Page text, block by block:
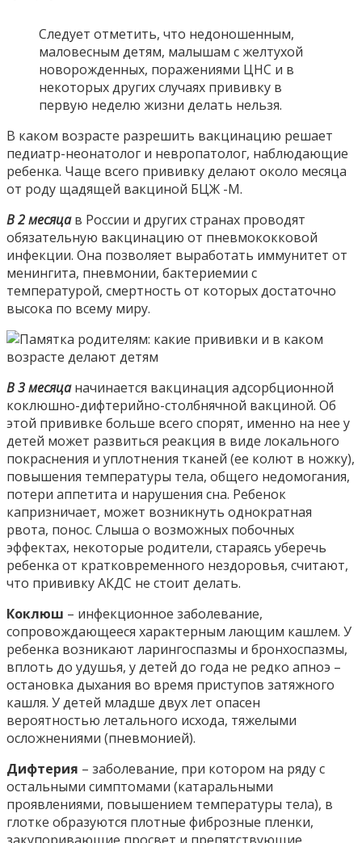
Следует отметить, что недоношенным,
маловесным детям, малышам с желтухой
новорожденных, поражениями ЦНС и в
некоторых других случаях прививку в
первую неделю жизни делать нельзя.
В каком возрасте разрешить вакцинацию решает
педиатр-неонатолог и невропатолог, наблюдающие
ребенка. Чаще всего прививку делают около месяца
от роду щадящей вакциной БЦЖ -М.
В 2 месяцав России и других странах проводят
обязательную вакцинацию от пневмококковой
инфекции. Она позволяет выработать иммунитет от
менингита, пневмонии, бактериемии с
температурой, смертность от которых достаточно
высока по всему миру.
В 3 месяцаначинается вакцинация адсорбционной
коклюшно-дифтерийно-столбнячной вакциной. Об
этой прививке больше всего спорят, именно на нее у
детей может развиться реакция в виде локального
покраснения и уплотнения тканей (ее колют в ножку),
повышения температуры тела, общего недомогания,
потери аппетита и нарушения сна. Ребенок
капризничает, может возникнуть однократная
рвота, понос. Слыша о возможных побочных
эффектах, некоторые родители, стараясь уберечь
ребенка от кратковременного нездоровья, считают,
что прививку АКДС не стоит делать.
Коклюш – инфекционное заболевание,
сопровождающееся характерным лающим кашлем. У
ребенка возникают ларингоспазмы и бронхоспазмы,
вплоть до удушья, у детей до года не редко апноэ –
остановка дыхания во время приступов затяжного
кашля. У детей младше двух лет опасен
вероятностью летального исхода, тяжелыми
осложнениями (пневмонией).
Дифтерия – заболевание, при котором на ряду с
остальными симптомами (катаральными
проявлениями, повышением температуры тела), в
глотке образуются плотные фиброзные пленки,